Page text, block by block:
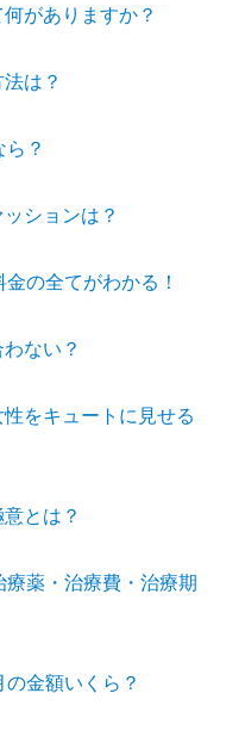
がありますか？
は？
？
ションは？
の全てがわかる！
ない？
をキュートに見せる
とは？
療薬・治療費・治療期
金額いくら？